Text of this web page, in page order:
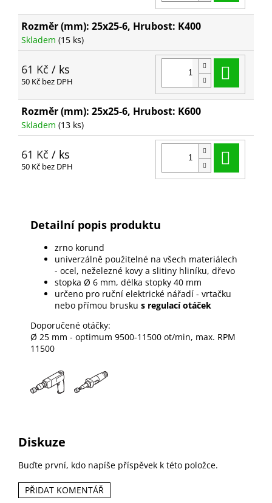
Rozměr (mm): 25x25-6, Hrubost: K400
Skladem (15 ks)
61 Kč / ks
50 Kč bez DPH
Rozměr (mm): 25x25-6, Hrubost: K600
Skladem (13 ks)
61 Kč / ks
50 Kč bez DPH
Detailní popis produktu
zrno korund
univerzálně použitelné na všech materiálech
- ocel, neželezné kovy a slitiny hliníku, dřevo
stopka Ø 6 mm, délka stopky 40 mm
určeno pro ruční elektrické nářadí - vrtačku
nebo přímou brusku s regulací otáček
Doporučené otáčky:
Ø 25 mm - optimum 9500-11500 ot/min, max. RPM
11500
Diskuze
Buďte první, kdo napíše příspěvek k této položce.
PŘIDAT KOMENTÁŘ